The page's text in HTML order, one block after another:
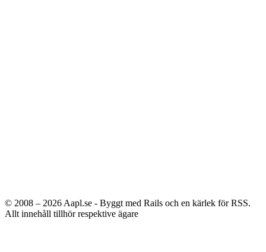
© 2008 – 2026 Aapl.se - Byggt med Rails och en kärlek för RSS.
Allt innehåll tillhör respektive ägare